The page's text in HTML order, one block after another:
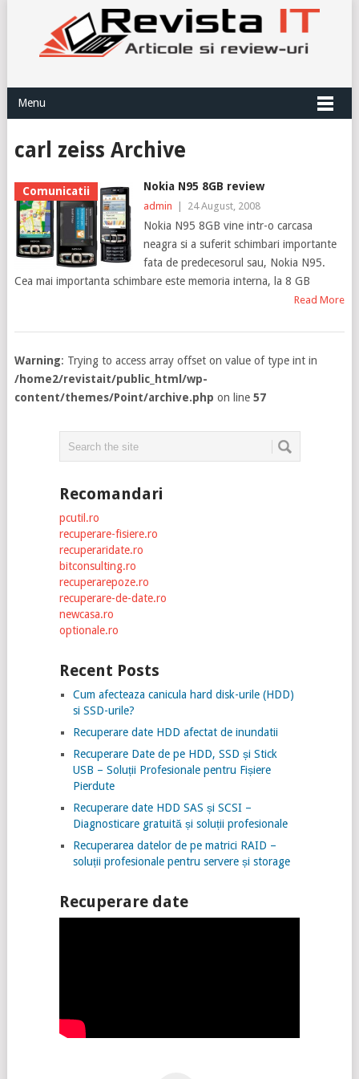
Menu
carl zeiss Archive
Comunicatii Nokia N95 8GB review
admin 24 August, 2008
Nokia N95 8GB vine intr-o carcasa
neagra si a suferit schimbari importante
fata de predecesorul sau, Nokia N95.
Cea mai importanta schimbare este memoria interna, la 8 GB
Read More
Warning: Trying to access array offset on value of type int in
/home2/revistait/public_html/wp-
content/themes/Point/archive.php on line 57
Recomandari
pcutil.ro
recuperare-fisiere.ro
recuperaridate.ro
bitconsulting.ro
recuperarepoze.ro
recuperare-de-date.ro
newcasa.ro
optionale.ro
Recent Posts
Cum afecteaza canicula hard disk-urile (HDD)
si SSD-urile?
Recuperare date HDD afectat de inundatii
Recuperare Date de pe HDD, SSD și Stick
USB – Soluții Profesionale pentru Fișiere
Pierdute
Recuperare date HDD SAS și SCSI –
Diagnosticare gratuită și soluții profesionale
Recuperarea datelor de pe matrici RAID –
soluții profesionale pentru servere și storage
Recuperare date